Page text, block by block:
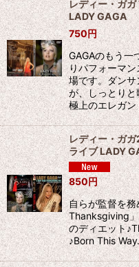
レディー・ガ
LADY GAGA
750円
GAGAのもう一
りパフォーマ
場です。ダン
が、しっとり
極上のエレガ
レディー・ガ
ライブ LADY
850円
自らが監督を
Thanksgiving
のディエット
♪Born This